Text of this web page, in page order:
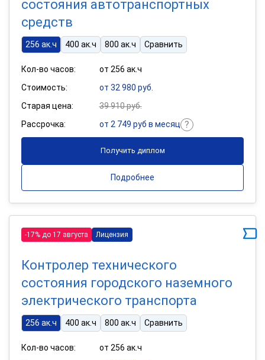
состояния автотранспортных
средств
256 ак.ч 400 ак.ч 800 ак.ч Сравнить
Кол-во часов:
от 256 ак.ч
Стоимость:
от 32 980 руб.
Старая цена:
39 910 руб.
Рассрочка:
от 2 749 руб в месяц
Получить диплом
Подробнее
-17% до 17 августа Лицензия
Контролер технического
состояния городского наземного
электрического транспорта
256 ак.ч 400 ак.ч 800 ак.ч Сравнить
Кол-во часов:
от 256 ак.ч